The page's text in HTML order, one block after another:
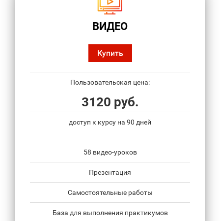
ВИДЕО
Купить
Пользовательская цена:
3120 руб.
доступ к курсу на 90 дней
58 видео-уроков
Презентация
Самостоятельные работы
База для выполнения практикумов